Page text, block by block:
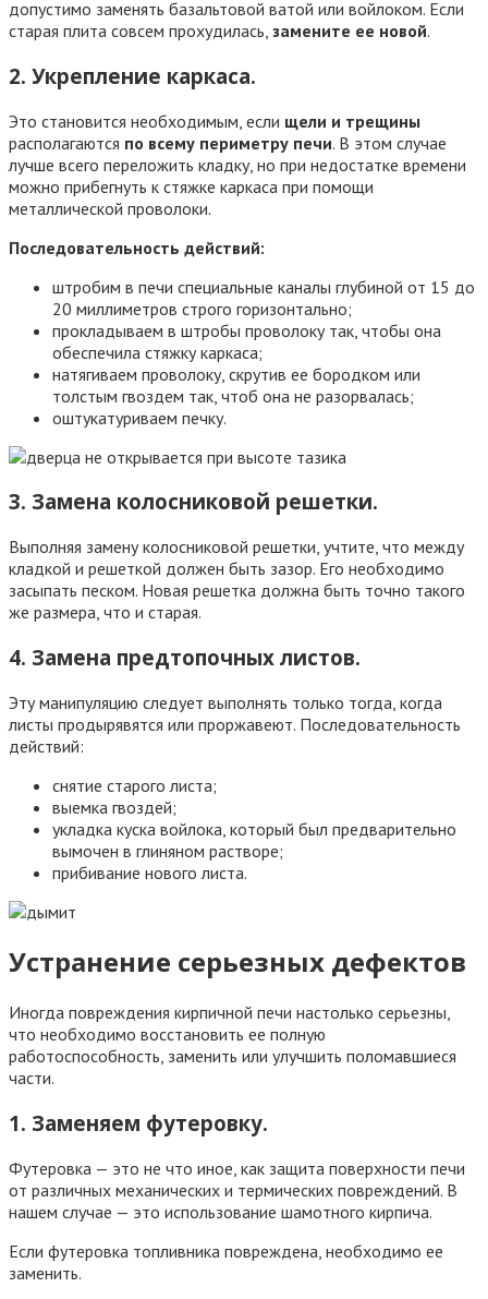
допустимо заменять базальтовой ватой или войлоком. Если
старая плита совсем прохудилась, замените ее новой.
2. Укрепление каркаса.
Это становится необходимым, если щели и трещины
располагаются по всему периметру печи. В этом случае
лучше всего переложить кладку, но при недостатке времени
можно прибегнуть к стяжке каркаса при помощи
металлической проволоки.
Последовательность действий:
штробим в печи специальные каналы глубиной от 15 до
20 миллиметров строго горизонтально;
прокладываем в штробы проволоку так, чтобы она
обеспечила стяжку каркаса;
натягиваем проволоку, скрутив ее бородком или
толстым гвоздем так, чтоб она не разорвалась;
оштукатуриваем печку.
3. Замена колосниковой решетки.
Выполняя замену колосниковой решетки, учтите, что между
кладкой и решеткой должен быть зазор. Его необходимо
засыпать песком. Новая решетка должна быть точно такого
же размера, что и старая.
4. Замена предтопочных листов.
Эту манипуляцию следует выполнять только тогда, когда
листы продырявятся или проржавеют. Последовательность
действий:
снятие старого листа;
выемка гвоздей;
укладка куска войлока, который был предварительно
вымочен в глиняном растворе;
прибивание нового листа.
Устранение серьезных дефектов
Иногда повреждения кирпичной печи настолько серьезны,
что необходимо восстановить ее полную
работоспособность, заменить или улучшить поломавшиеся
части.
1. Заменяем футеровку.
Футеровка — это не что иное, как защита поверхности печи
от различных механических и термических повреждений. В
нашем случае — это использование шамотного кирпича.
Если футеровка топливника повреждена, необходимо ее
заменить.